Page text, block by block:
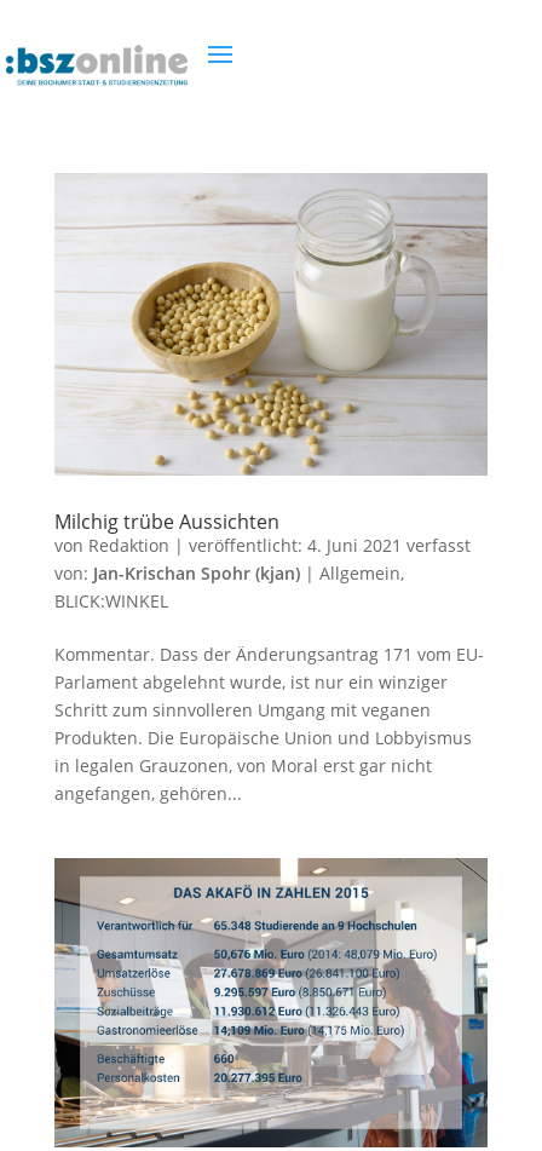
Milchig trübe Aussichten
von Redaktion | veröffentlicht: 4. Juni 2021 verfasst
von: Jan-Krischan Spohr (kjan)| Allgemein,
BLICK:WINKEL
Kommentar. Dass der Änderungsantrag 171 vom EU-
Parlament abgelehnt wurde, ist nur ein winziger
Schritt zum sinnvolleren Umgang mit veganen
Produkten. Die Europäische Union und Lobbyismus
in legalen Grauzonen, von Moral erst gar nicht
angefangen, gehören...